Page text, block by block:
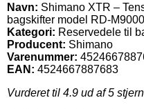
Navn: Shimano XTR –
bagskifter model RD-M9000
Kategori: Reservedele til
Producent: Shimano
Varenummer:
EAN: 4524667887683
Vurderet til 4.9 ud af 5